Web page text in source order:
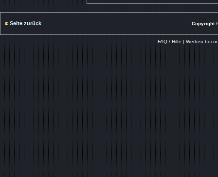
Seite zurück Copyright
FAQ / Hilfe |Werben bei